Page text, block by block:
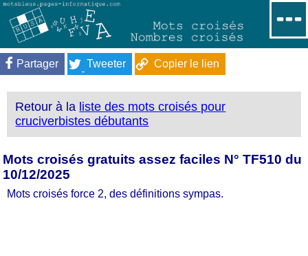
Partager Tweeter Copier le lien
Retour à la liste des mots croisés pour
cruciverbistes débutants
Mots croisés gratuits assez faciles N° TF510 du
10/12/2025
Mots croisés force 2, des définitions sympas.